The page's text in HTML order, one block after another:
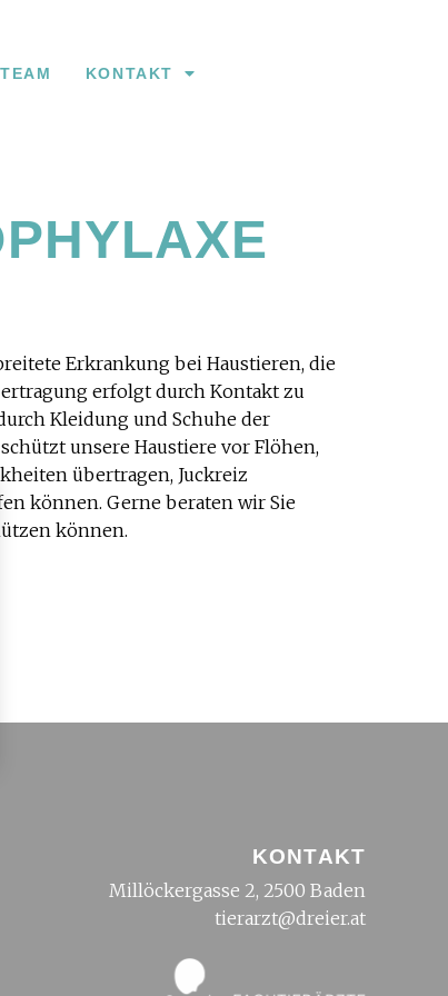
TEAM KONTAKT
Erkrankung bei Haustieren, die
erfolgt durch Kontakt zu
Kleidung und Schuhe der
unsere Haustiere vor Flöhen,
übertragen, Juckreiz
können. Gerne beraten wir Sie
können.
KONTAKT
Millöckergasse 2, 2500 Baden
tierarzt@dreier.at